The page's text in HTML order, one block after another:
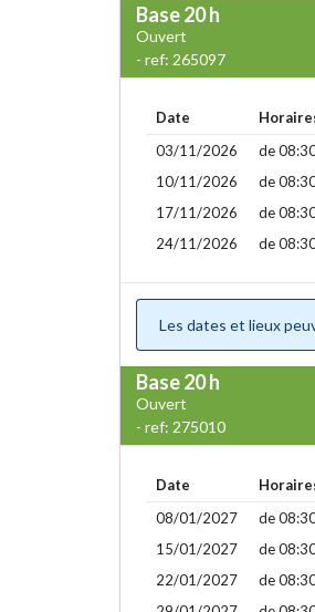
Base20 h
Ouvert
- ref: 265097
Date
03/11/2026
de
10/11/2026
de
17/11/2026
de
24/11/2026
de
Les dates et lieux
Base20 h
Ouvert
- ref: 275010
Date
08/01/2027
de
15/01/2027
de
22/01/2027
de